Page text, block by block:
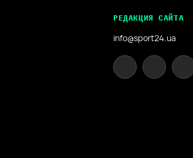
РЕДАКЦИЯ САЙТА
info@sport24.ua